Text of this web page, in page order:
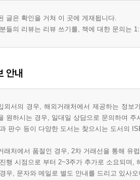
글은 확인을 거쳐 이 곳에 게재됩니다.
들의 리뷰는 리뷰 쓰기를, 책에 대한 문의는
안내
외서의 경우, 해외거래처에서 제공하는 정
원하시는 경우, 일대일 상담으로 문의하여 주
판수 등이 다양한 도서는 찾으시는 도서의
래처에서 품절인 경우, 2차 거래선을 통해 유
행 시점으로 부터 2~3주가 추가로 소요되며,
우, 문자와 메일로 별도 안내를 드리고 있사